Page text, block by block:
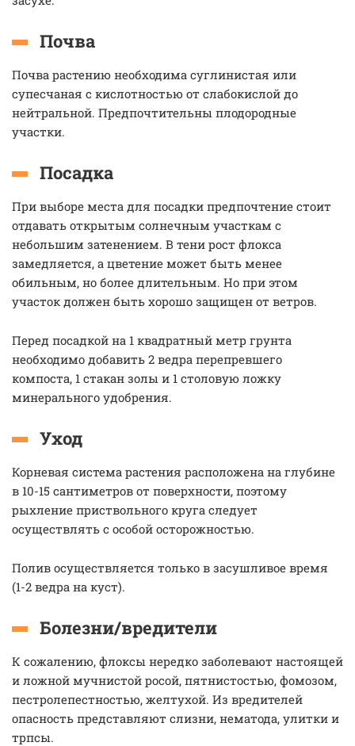
Почва
Почва растению необходима суглинистая или
супесчаная с кислотностью от слабокислой до
нейтральной. Предпочтительны плодородные
участки.
Посадка
При выборе места для посадки предпочтение стоит
отдавать открытым солнечным участкам с
небольшим затенением. В тени рост флокса
замедляется, а цветение может быть менее
обильным, но более длительным. Но при этом
участок должен быть хорошо защищен от ветров.
Перед посадкой на 1 квадратный метр грунта
необходимо добавить 2 ведра перепревшего
компоста, 1 стакан золы и 1 столовую ложку
минерального удобрения.
Уход
Корневая система растения расположена на глубине
в 10-15 сантиметров от поверхности, поэтому
рыхление приствольного круга следует
осуществлять с особой осторожностью.
Полив осуществляется только в засушливое время
(1-2 ведра на куст).
Болезни/вредители
К сожалению, флоксы нередко заболевают настоящей
и ложной мучнистой росой, пятнистостью, фомозом,
пестролепестностью, желтухой. Из вредителей
опасность представляют слизни, нематода, улитки и
трпсы.